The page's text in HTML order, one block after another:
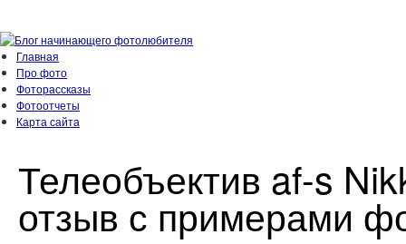
Главная
Про фото
Фоторассказы
Фотоотчеты
Карта сайта
Телеобъектив af-s
отзыв с примерами